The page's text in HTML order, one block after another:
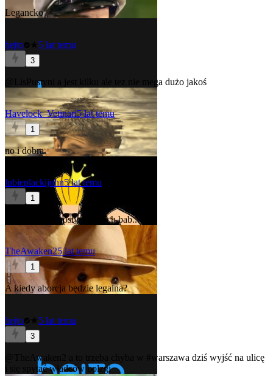
Legancko
hejto 5 lat temu
3
@LisPustyni ale tez nie mega dużo jakoś
Havelock_Vetinari5 lat temu
1
no i dobra
lubieplackijohn5 lat temu
1
Ja tu widzę mnóstwo starych bab...
TheAwaken25 lat temu
1
A kiedy aborcja będzie legalna?
hejto 5 lat temu
3
@TheAwaken2 #warszawa dziś wyjść na ulicę
i się spytać władców bolzgi